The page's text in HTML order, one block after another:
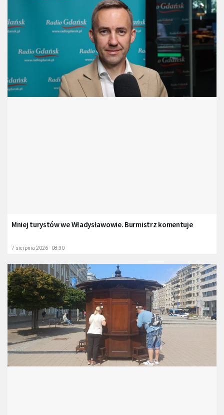
Mniej turystów we Władysławowie. Burmistrz komentuje
7 sierpnia 2026 - 08:30